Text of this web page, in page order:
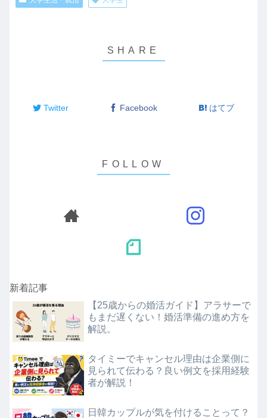
Twitter Facebook はてブ
新着記事
【25歳からの婚活ガイド】アラサーで
もまだ遅くない！婚活準備の進め方を
解説。
タイミーでキャンセル理由は企業側に
見られて伝わる？良い例文を採用経験
者が解説！
日韓カップルが気を付けることって？